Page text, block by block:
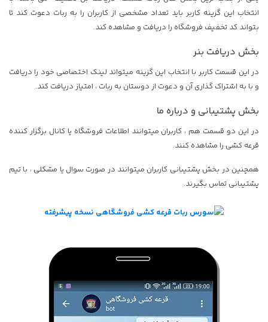
انتخاب این گزینه کاربر باید تعداد مشخصی از کاربران را به ربات دعوت کند تا
بتواند کد تخفیف فروشگاه را دریافت و مشاهده کند.
بخش دریافت بنر
در این قسمت کاربر با انتخاب این گزینه میتواند لینک اختصاصی خود را دریافت
و با به اشتراک گذاری آن و دعوت از دوستان به ربات ، امتیاز دریافت کند.
بخش پشتیبانی و درباره ما
در این دو قسمت هم ، کاربران میتوانند اطلاعات فروشگاه یا کانال برگزار کننده
قرعه کشی را مشاهده کنند.
همچنین در بخش پشتیبانی کاربران میتوانند در صورت سوال یا مشکلی ، با تیم
پشتیبانی تماس بگیرند.